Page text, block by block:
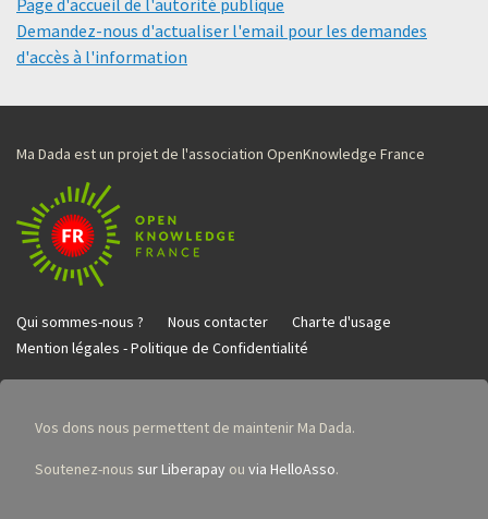
Page d'accueil de l'autorité publique
Demandez-nous d'actualiser l'email pour les demandes
d'accès à l'information
Ma Dada est un projet de l'association OpenKnowledge France
Qui sommes-nous ? Nous contacter
Charte d'usage
Mention légales - Politique de Confidentialité
Vos dons nous permettent de maintenir Ma Dada.
Soutenez-nous sur Liberapay ou via HelloAsso.